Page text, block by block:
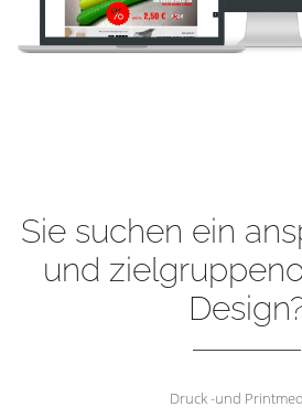
Sie suchen ein
und
Druck -und